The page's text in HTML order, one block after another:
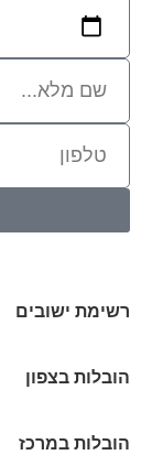
רשימת ישובים
הובלות בצפון
הובלות במרכז